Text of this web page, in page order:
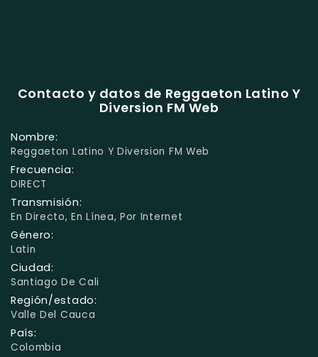
Contacto y datos de Reggaeton Latino Y
Diversion FM Web
Nombre:
Reggaeton Latino Y Diversion FM Web
Frecuencia:
DIRECT
Transmisión:
En Directo, En Línea, Por Internet
Género:
Latin
Ciudad:
Santiago De Cali
Región/estado:
Valle Del Cauca
País:
Colombia